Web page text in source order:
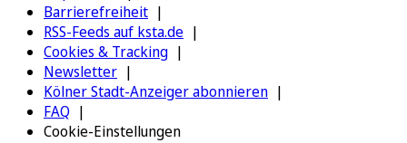
Barrierefreiheit
RSS-Feeds auf ksta.de
Cookies & Tracking
Newsletter
Kölner Stadt-Anzeiger abonnieren
FAQ
Cookie-Einstellungen